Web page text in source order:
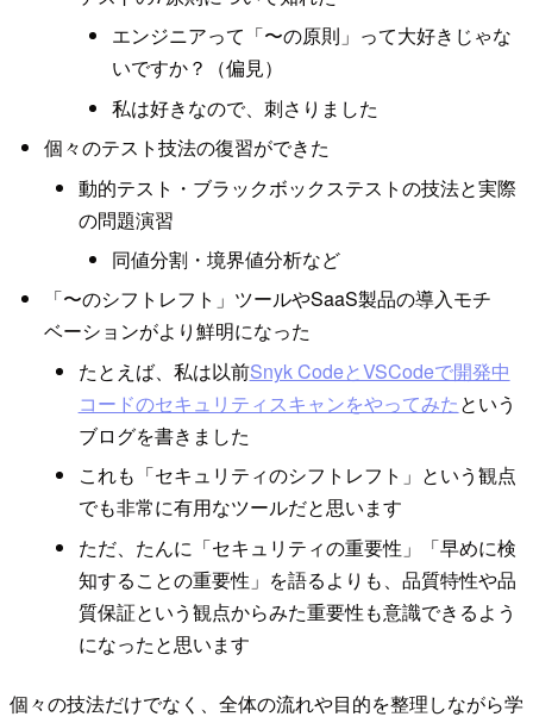
エンジニアって「〜の原則」って大好きじゃな
いですか？（偏見）
私は好きなので、刺さりました
個々のテスト技法の復習ができた
動的テスト・ブラックボックステストの技法と実際
の問題演習
同値分割・境界値分析など
「〜のシフトレフト」ツールやSaaS製品の導入モチ
ベーションがより鮮明になった
たとえば、私は以前Snyk CodeとVSCodeで開発中
コードのセキュリティスキャンをやってみたという
ブログを書きました
これも「セキュリティのシフトレフト」という観点
でも非常に有用なツールだと思います
ただ、たんに「セキュリティの重要性」「早めに検
知することの重要性」を語るよりも、品質特性や品
質保証という観点からみた重要性も意識できるよう
になったと思います
個々の技法だけでなく、全体の流れや目的を整理しながら学